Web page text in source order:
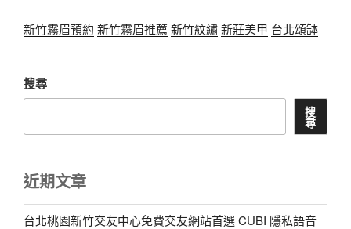
新竹霧眉預約 新竹霧眉推薦 新竹紋繡新莊美甲 台北頌缽
搜尋
搜
尋
近期文章
台北桃園新竹交友中心免費交友網站首選 CUBI 隱私語音